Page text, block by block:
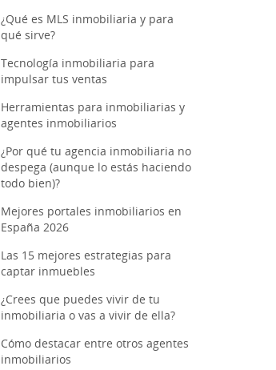
¿Qué es MLS inmobiliaria y para
qué sirve?
Tecnología inmobiliaria para
impulsar tus ventas
Herramientas para inmobiliarias y
agentes inmobiliarios
¿Por qué tu agencia inmobiliaria no
despega (aunque lo estás haciendo
todo bien)?
Mejores portales inmobiliarios en
España 2026
Las 15 mejores estrategias para
captar inmuebles
¿Crees que puedes vivir de tu
inmobiliaria o vas a vivir de ella?
Cómo destacar entre otros agentes
inmobiliarios